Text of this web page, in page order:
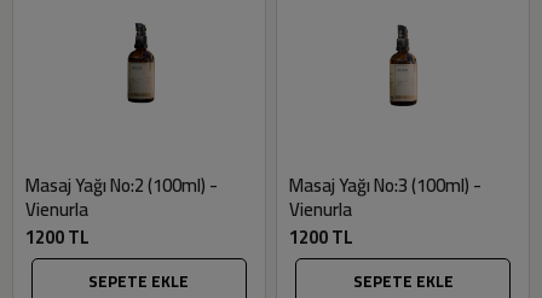
Masaj Yağı No:2 (100ml) -
Vienurla
1200 TL
SEPETE EKLE
Masaj Yağı No:3 (100ml) -
Vienurla
1200 TL
SEPETE EKLE